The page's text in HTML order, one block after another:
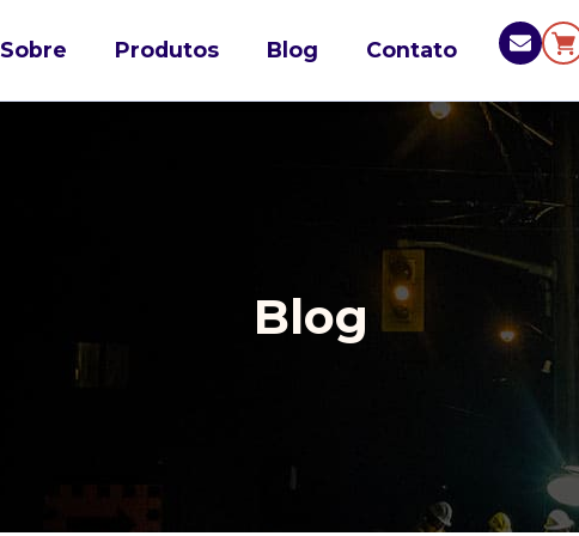
Sobre Produtos Blog Contato
Blog